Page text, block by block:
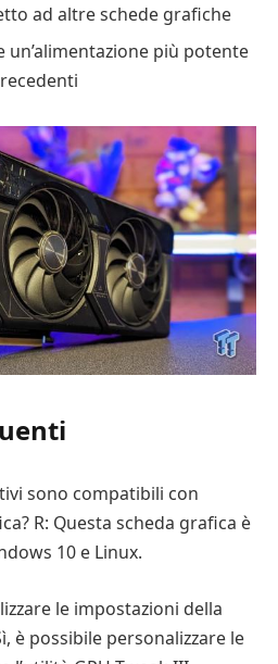
ad altre schede grafiche
più potente
sono compatibili con
R: Questa scheda grafica è
10 e Linux.
le impostazioni della
è possibile personalizzare le